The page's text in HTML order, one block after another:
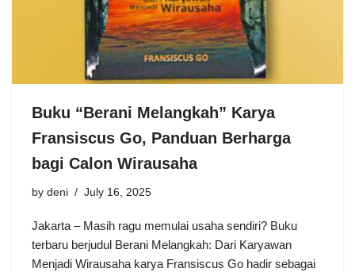
Buku “Berani Melangkah” Karya
Fransiscus Go, Panduan Berharga
bagi Calon Wirausaha
by deni July 16, 2025
Jakarta – Masih ragu memulai usaha sendiri? Buku
terbaru berjudul Berani Melangkah: Dari Karyawan
Menjadi Wirausaha karya Fransiscus Go hadir sebagai